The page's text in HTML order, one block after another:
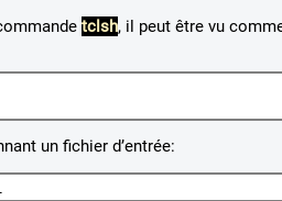
tclsh, il peut être vu
un fichier d’entrée: